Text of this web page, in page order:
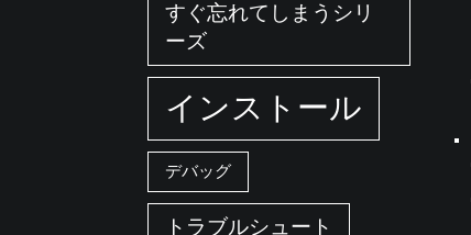
すぐ忘れてしまうシリ
ーズ
インストール
デバッグ
トラブルシュート